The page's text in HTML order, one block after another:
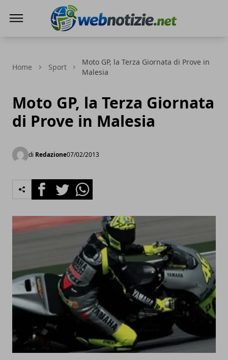
Home Sport
Moto GP, la Terza Giornata di Prove in
Malesia
Moto GP, la Terza Giornata
di Prove in Malesia
di Redazione07/02/2013
FacebookTwitterWhatsapp